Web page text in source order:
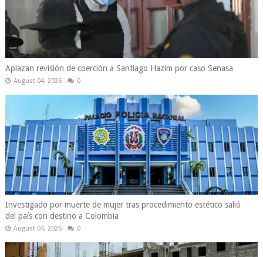
Aplazan revisión de coerción a Santiago Hazim por caso Senasa
August 04, 2026 0
Investigado por muerte de mujer tras procedimiento estético salió
del país con destino a Colombia
August 04, 2026 0